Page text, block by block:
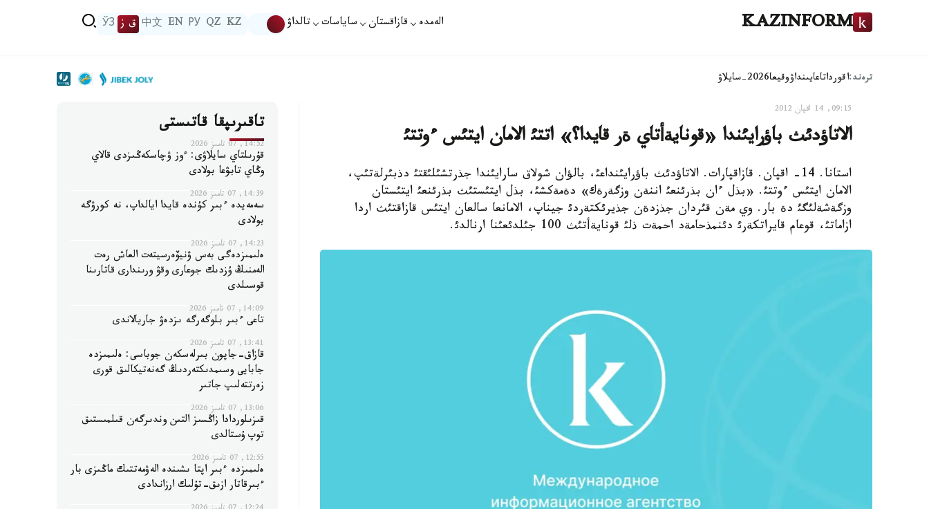
KAZINFORM الەمدە قازاقستان ساياسات تالداۋ KZ
QZ
РУ
EN
中文 ق ز ЎЗ
ترەند:اقورداتاعايىنداۋوقيعا2026-سايلاۋ
09:15, 14 اقپان 2012
الاتاؤدئث باؤرايئندا «قونايةأتاي ةر قايدا؟» اتتئ الامان ايتئس ءوتتئ
استانا. 14- اقپان. قازاقپارات. الاتاؤدئث باؤرايئنداعئ، بالؤان شولاق سارايئندا جذرتشئلئقتئ دذبئرلةتئپ،
الامان ايتئس ءوتتئ. «بذل ءان بذرئنعئ اننةن وزگةرةك» دةمةكشئ، بذل ايتئستئث بذرئنعئ ايتئستان
وزگةشةلئگئ دة بار. وي مةن قئردان جذزدةن جذيرئكتةردئ جيناپ، الامانعا سالعان ايتئس قازاقتئث اردا
ازاماتئ، قوعام قايراتكةرئ دئنمذحامةد احمةت ذلئ قونايةأتئث 100 جئلدئعئنا ارنالدئ.
تاقىرىپقا قاتىستى
14:52, 07 تامىز 2026
قۇرىلتاي سايلاۋى: ءوز ۋچاسكەڭىزدى قالاي
وڭاي تابۋعا بولادى
14:39, 07 تامىز 2026
سەمەيدە ءبىر كۇندە قايدا ايالداپ، نە كورۋگە
بولادى
14:23, 07 تامىز 2026
ەلىمىزدەگى بەس ۋنيۆەرسيتەت العاش رەت
الەمنىڭ ۇزدىك جوعارى وقۋ ورىندارى قاتارىنا
قوسىلدى
14:09, 07 تامىز 2026
تاعى ءبىر بلوگەرگە ىزدەۋ جاريالاندى
13:41, 07 تامىز 2026
قازاق-جاپون بىرلەسكەن جوباسى: ەلىمىزدە
جابايى وسىمدىكتەردىڭ گەنەتيكالىق قورى
زەرتتەلىپ جاتىر
13:06, 07 تامىز 2026
قىزىلوردادا زاڭسىز التىن وندىرگەن قىلمىستىق
توپ ۇستالدى
12:55, 07 تامىز 2026
ەلىمىزدە ءبىر اپتا ىشىندە الەۋمەتتىك ماڭىزى بار
ءبىرقاتار ازىق-تۇلىك ارزاندادى